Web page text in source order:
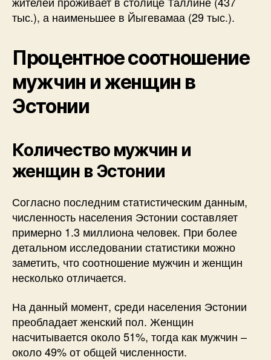
тыс.), а наименьшее в Йыгевамаа (29 тыс.).
Процентное соотношение
мужчин и женщин в
Эстонии
Количество мужчин и
женщин в Эстонии
Согласно последним статистическим данным,
численность населения Эстонии составляет
примерно 1.3 миллиона человек. При более
детальном исследовании статистики можно
заметить, что соотношение мужчин и женщин
несколько отличается.
На данный момент, среди населения Эстонии
преобладает женский пол. Женщин
насчитывается около 51%, тогда как мужчин –
около 49% от общей численности.